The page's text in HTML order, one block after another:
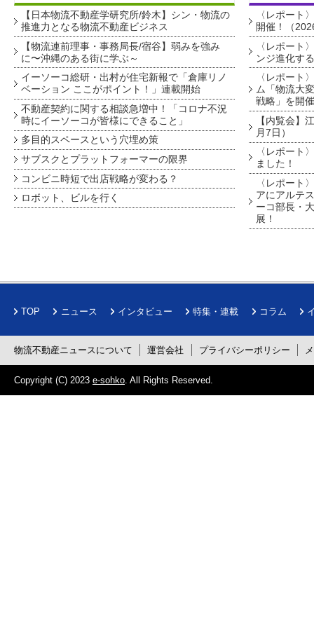
【日本物流不動産学研究所/鈴木】シン・物流の
推進力となる物流不動産ビジネス
【物流連前理事・事務局長/宿谷】弱みを強み
に〜沖縄のある街に学ぶ～
イーソーコ総研・出村が住宅新報で「倉庫リノ
ベーション ここがポイント！」連載開始
不動産契約に関する相談急増中！「コロナ不況
時にイーソーコが皆様にできること」
多目的スペースという穴埋め策
サブスクとプラットフォーマーの限界
コンビニ時短で出店戦略が変わる？
ロボット、ビルを行く
〈レポート
開催！（
〈レポート
ンジ進化す
〈レポート
ム「物流大
戦略」を開
【内覧会】
月7日）
〈レポート
ました！
〈レポート
アにアルテ
ーコ部長・
展！
TOP ニュース インタビュー 特集・連載 コラム
物流不動産ニュースについて 運営会社 プライバシーポリシー
Copyright (C) 2023 e-sohko. All Rights Reserved.